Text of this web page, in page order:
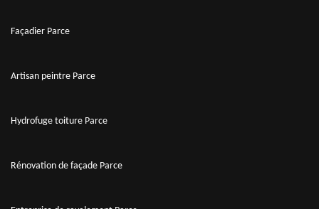
Façadier Parce
Artisan peintre Parce
Hydrofuge toiture Parce
Rénovation de façade Parce